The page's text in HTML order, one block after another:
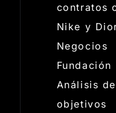
contratos
Nike y
Negocios
Fundación
Análisis de
objetivos